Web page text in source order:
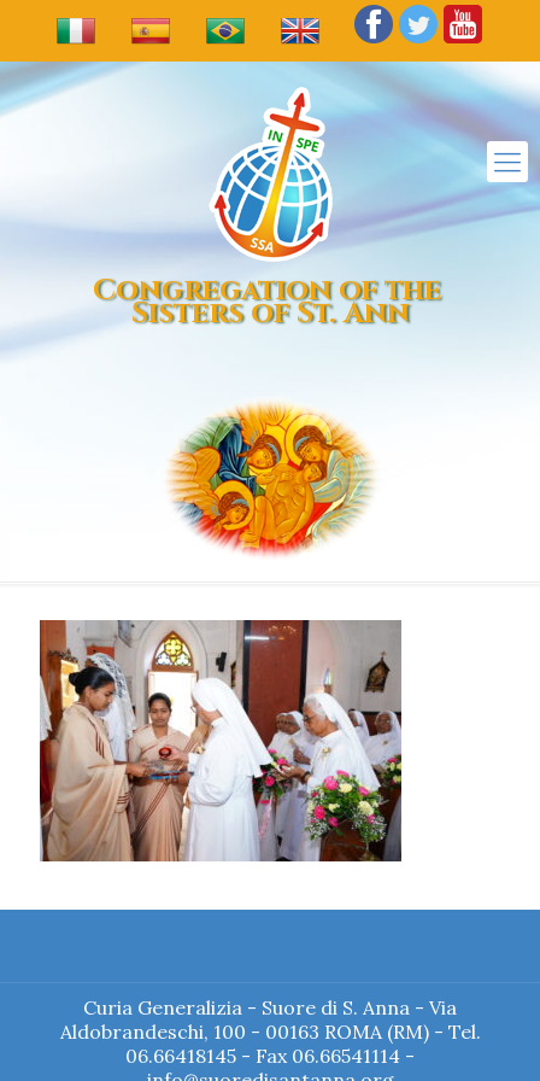
Congregation of the
Sisters of St. Ann
Curia Generalizia - Suore di S. Anna - Via
Aldobrandeschi, 100 - 00163 ROMA (RM) - Tel.
06.66418145 - Fax 06.66541114 -